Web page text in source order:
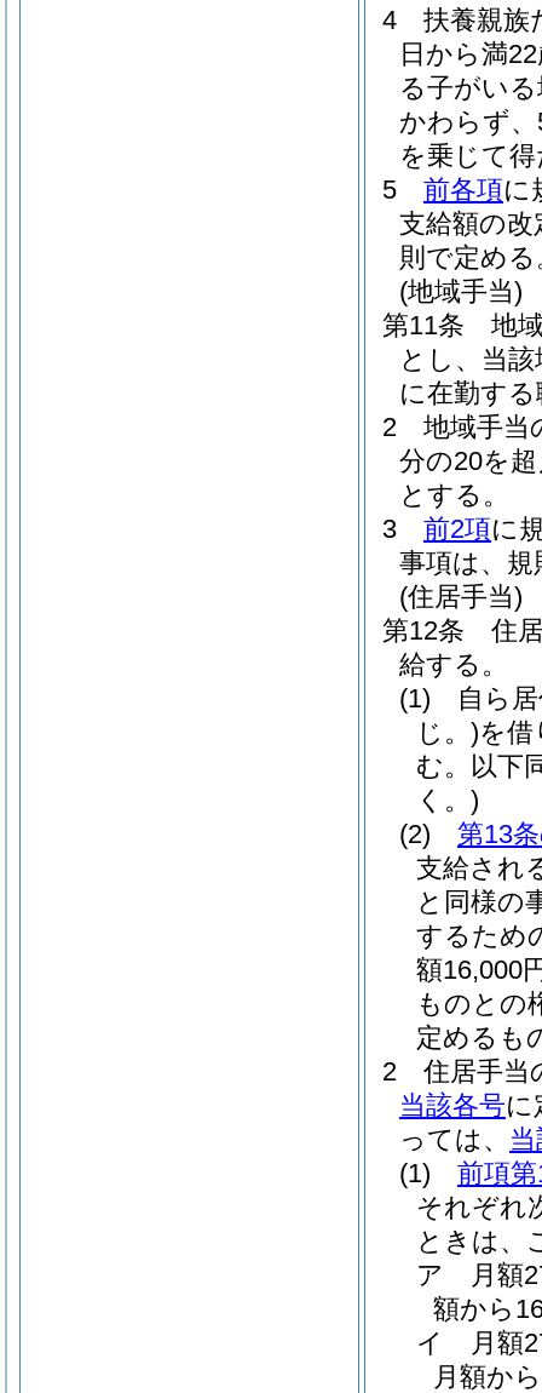
4
扶養親族
日から満
る子がい
かわらず
を乗じて
5
前各項に
支給額の
則で定める
(地域手当)
第11条
地
とし、当
に在勤す
2
地域手当
分の20を
とする。
3
前2項に
事項は、
(住居手当)
第12条
住
給する。
(1)
自ら
じ。)を借
む。以下
く。)
(2)
第13
支給され
と同様の
するため
額16,000
ものとの
定めるも
2
住居手当
当該各号に
っては、
(1)
前項
それぞれ
ときは、
ア
月額
額から
イ
月額
月額か